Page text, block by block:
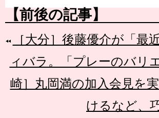
【前後の記事】
［大分］後藤優介が「
ィバラ。「プレーのバリ
崎］丸岡満の加入会見を
けるなど、